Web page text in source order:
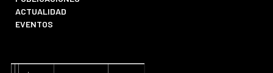
ACTUALIDAD
EVENTOS